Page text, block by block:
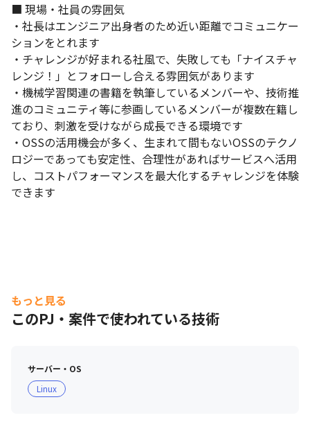
■ 現場・社員の雰囲気
・社長はエンジニア出身者のため近い距離でコミュニケー
ションをとれます
・チャレンジが好まれる社風で、失敗しても「ナイスチャ
レンジ！」とフォローし合える雰囲気があります
・機械学習関連の書籍を執筆しているメンバーや、技術推
進のコミュニティ等に参画しているメンバーが複数在籍し
ており、刺激を受けながら成長できる環境です
・OSSの活用機会が多く、生まれて間もないOSSのテクノ
ロジーであっても安定性、合理性があればサービスへ活用
し、コストパフォーマンスを最大化するチャレンジを体験
できます
もっと見る
このPJ・案件で使われている技術
サーバー・OS
Linux